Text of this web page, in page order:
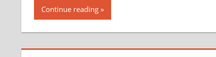
Continue reading